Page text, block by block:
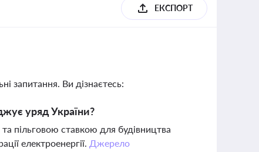
ЕКСПОРТ
запитання. Ви дізнаєтесь:
уряд України?
пільговою ставкою для будівництва
електроенергії. Джерело